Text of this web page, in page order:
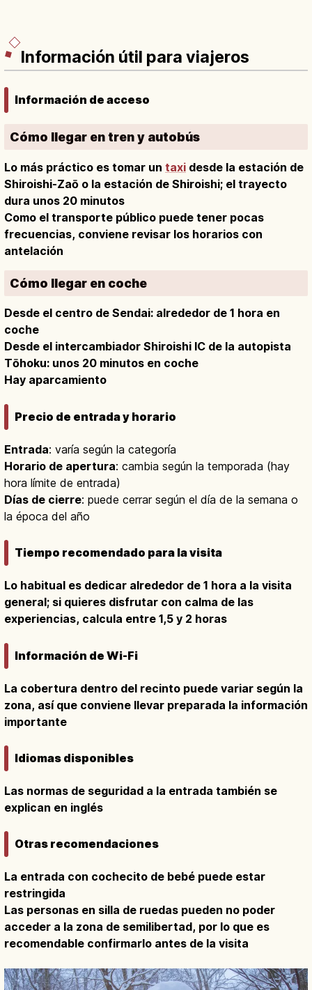
Información útil para viajeros
Información de acceso
Cómo llegar en tren y autobús
Lo más práctico es tomar un taxi desde la estación de
Shiroishi-Zaō o la estación de Shiroishi; el trayecto
dura unos 20 minutos
Como el transporte público puede tener pocas
frecuencias, conviene revisar los horarios con
antelación
Cómo llegar en coche
Desde el centro de Sendai: alrededor de 1 hora en
coche
Desde el intercambiador Shiroishi IC de la autopista
Tōhoku: unos 20 minutos en coche
Hay aparcamiento
Precio de entrada y horario
Entrada: varía según la categoría
Horario de apertura: cambia según la temporada (hay
hora límite de entrada)
Días de cierre: puede cerrar según el día de la semana o
la época del año
Tiempo recomendado para la visita
Lo habitual es dedicar alrededor de 1 hora a la visita
general; si quieres disfrutar con calma de las
experiencias, calcula entre 1,5 y 2 horas
Información de Wi-Fi
La cobertura dentro del recinto puede variar según la
zona, así que conviene llevar preparada la información
importante
Idiomas disponibles
Las normas de seguridad a la entrada también se
explican en inglés
Otras recomendaciones
La entrada con cochecito de bebé puede estar
restringida
Las personas en silla de ruedas pueden no poder
acceder a la zona de semilibertad, por lo que es
recomendable confirmarlo antes de la visita